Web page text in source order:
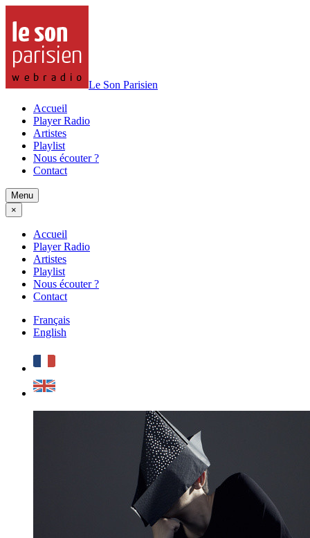
Le Son Parisien
Accueil
Player Radio
Artistes
Playlist
Nous écouter ?
Contact
Menu
×
Accueil
Player Radio
Artistes
Playlist
Nous écouter ?
Contact
Français
English